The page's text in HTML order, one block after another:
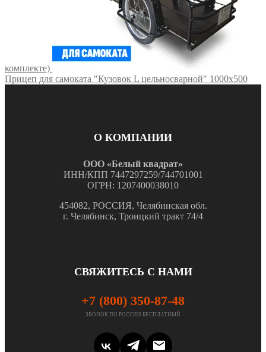
комплекте)
Прицеп для самоката "Кузовок L цельносварной" 1000х500
О КОМПАНИИ
ООО «Белый квадрат»
ИНН/КПП 7447297259/744701001
ОГРН: 1207400038010
454082, РОССИЯ, Челябинская обл.
г. Челябинск, Троицкий тракт 74/4
СВЯЖИТЕСЬ С НАМИ
+7 (800) 350-87-48
ЗВОНОК ПО РОССИИ БЕСПЛАТНЫЙ